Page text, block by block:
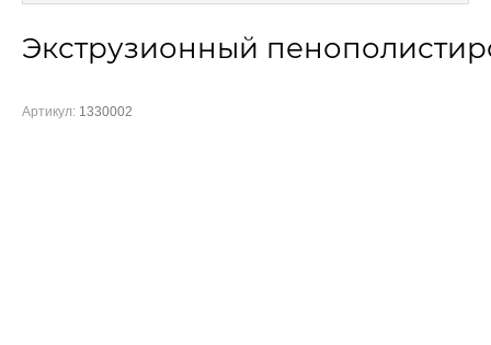
Экструзионный
Артикул: 1330002